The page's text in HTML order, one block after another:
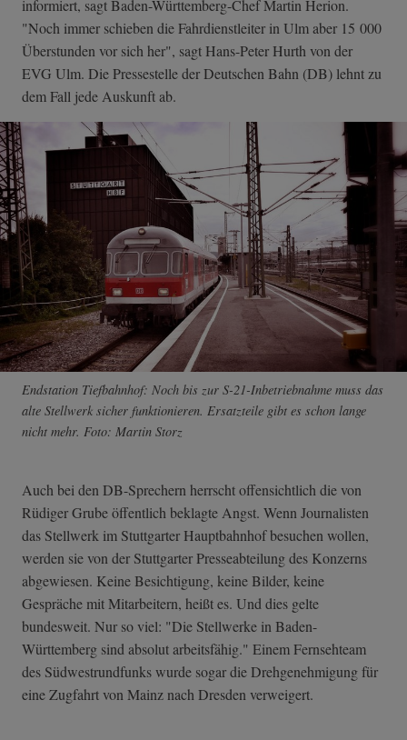
informiert, sagt Baden-Württemberg-Chef Martin Herion.
"Noch immer schieben die Fahrdienstleiter in Ulm aber 15 000
Überstunden vor sich her", sagt Hans-Peter Hurth von der
EVG Ulm. Die Pressestelle der Deutschen Bahn (DB) lehnt zu
dem Fall jede Auskunft ab.
Endstation Tiefbahnhof: Noch bis zur S-21-Inbetriebnahme muss das
alte Stellwerk sicher funktionieren. Ersatzteile gibt es schon lange
nicht mehr. Foto: Martin Storz
Auch bei den DB-Sprechern herrscht offensichtlich die von
Rüdiger Grube öffentlich beklagte Angst. Wenn Journalisten
das Stellwerk im Stuttgarter Hauptbahnhof besuchen wollen,
werden sie von der Stuttgarter Presseabteilung des Konzerns
abgewiesen. Keine Besichtigung, keine Bilder, keine
Gespräche mit Mitarbeitern, heißt es. Und dies gelte
bundesweit. Nur so viel: "Die Stellwerke in Baden-
Württemberg sind absolut arbeitsfähig." Einem Fernsehteam
des Südwestrundfunks wurde sogar die Drehgenehmigung für
eine Zugfahrt von Mainz nach Dresden verweigert.